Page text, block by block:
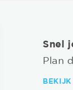
Snel
Plan